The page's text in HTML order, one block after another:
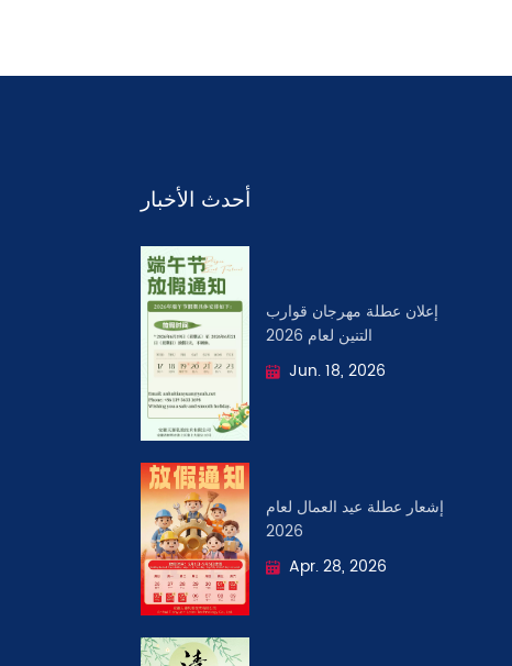
أحدث الأخبار
إعلان عطلة مهرجان قوارب
التنين لعام 2026
Jun. 18, 2026
إشعار عطلة عيد العمال لعام
2026
Apr. 28, 2026